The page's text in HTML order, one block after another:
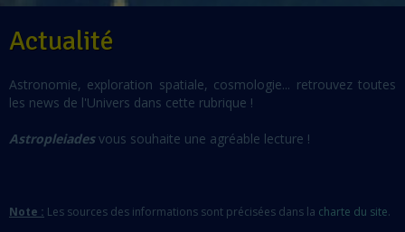
Actualité
Astronomie, exploration spatiale, cosmologie... retrouvez toutes
les news de l'Univers dans cette rubrique !
Astropleiadesvous souhaite une agréable lecture !
Note : Les sources des informations sont précisées dans la charte du site.